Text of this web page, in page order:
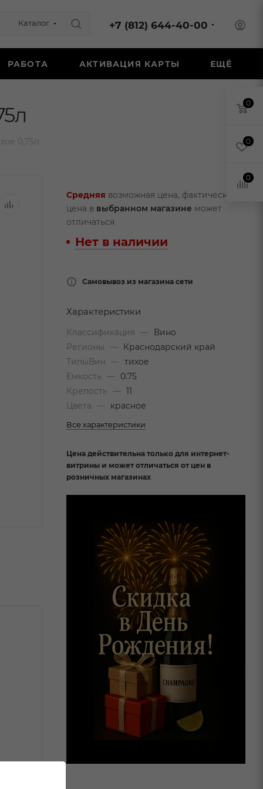
Каталог +7 (812) 644-40-00
РАБОТА АКТИВАЦИЯ КАРТЫ ЕЩЁ
0,75л
Средняя возможная цена, фактическая
цена в выбранном магазине может
отличаться
Нет в наличии
Самовывоз из магазина сети
Характеристики
Классификация —
Вино
Регионы
—
Краснодарский край
ТипыВин
— тихое
Емкость
—
0.75
Крепость
— 11
Цвета
— красное
Все характеристики
Цена действительна только для интернет-
витрины и может отличаться от цен в
розничных магазинах
0
0
0